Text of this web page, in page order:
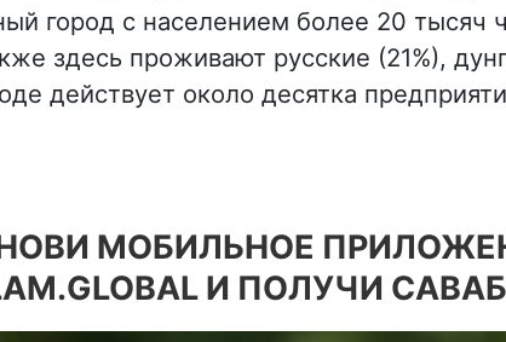
город с населением более 20 тысяч
здесь проживают русские (21%),
действует около десятка
МОБИЛЬНОЕ
И ПОЛУЧИ